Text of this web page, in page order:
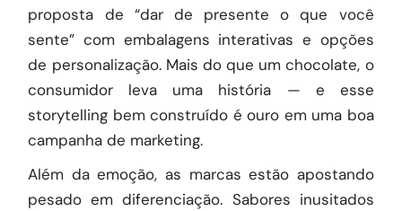
proposta de “dar de presente o que você
sente” com embalagens interativas e opções
de personalização. Mais do que um chocolate, o
consumidor leva uma história — e esse
storytelling bem construído é ouro em uma boa
campanha de marketing.
Além da emoção, as marcas estão apostando
pesado em diferenciação. Sabores inusitados